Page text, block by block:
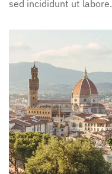
sed incididunt ut labore.